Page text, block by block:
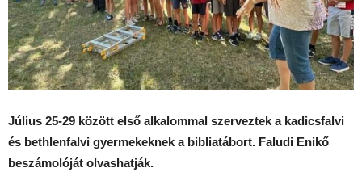
Július 25-29 között első alkalommal szerveztek a kadicsfalvi
és bethlenfalvi gyermekeknek a bibliatábort. Faludi Enikő
beszámolóját olvashatják.